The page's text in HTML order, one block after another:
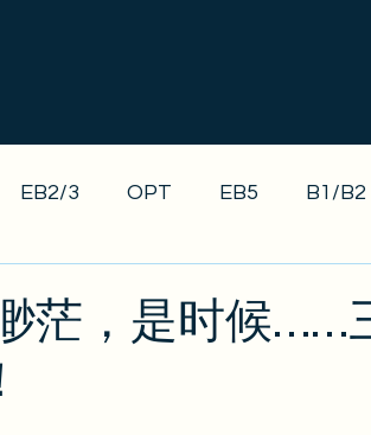
EB2/3 OPT EB5 B1/B2
茫，是时候……